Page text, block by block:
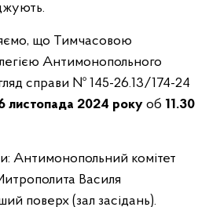
що Тимчасовою
Антимонопольного
справи № 145-26.13/174-24
листопада 2024 року об 11.30
Антимонопольний комітет
Василя
поверх (зал засідань).